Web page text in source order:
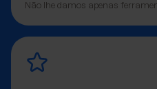
Não lhe damos apenas